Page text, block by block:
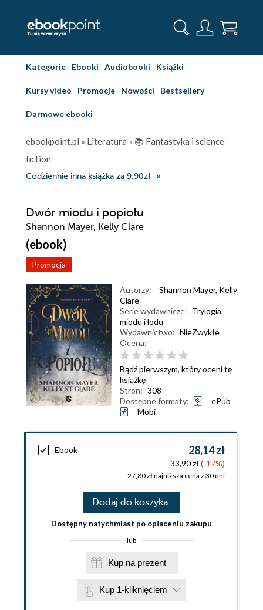
Kategorie Ebooki Audiobooki Książki
Kursy video Promocje Nowości Bestsellery
Darmowe ebooki
ebookpoint.pl » Literatura » 📚 Fantastyka i science-
fiction
Codziennie inna książka za 9,90zł
Dwór miodu i popiołu
Shannon Mayer, Kelly Clare
(ebook)
Promocja
Autorzy: Shannon Mayer, Kelly
Clare
Serie wydawnicze: Trylogia
miodu i lodu
Wydawnictwo: NieZwykłe
Ocena:
Bądź pierwszym, który oceni tę
książkę
Stron: 308
Dostępne formaty:
ePub
Mobi
Ebook 28,14 zł
33,90 zł(-17%)
27,80 zł najniższa cena z 30 dni
Dodaj do koszyka
Dostępny natychmiast po opłaceniu zakupu
lub
Kup na prezent
Kup 1-kliknięciem